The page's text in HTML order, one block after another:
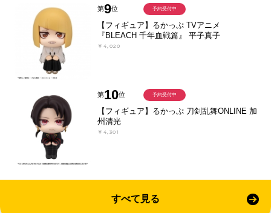
第9位
【フィギュア】るかっぷ TVアニメ
『BLEACH 千年血戦篇』 平子真子
￥4,020
予約受付中
第10位
【フィギュア】るかっぷ 刀剣乱舞ONLINE 加
州清光
￥4,301
予約受付中
すべて見る